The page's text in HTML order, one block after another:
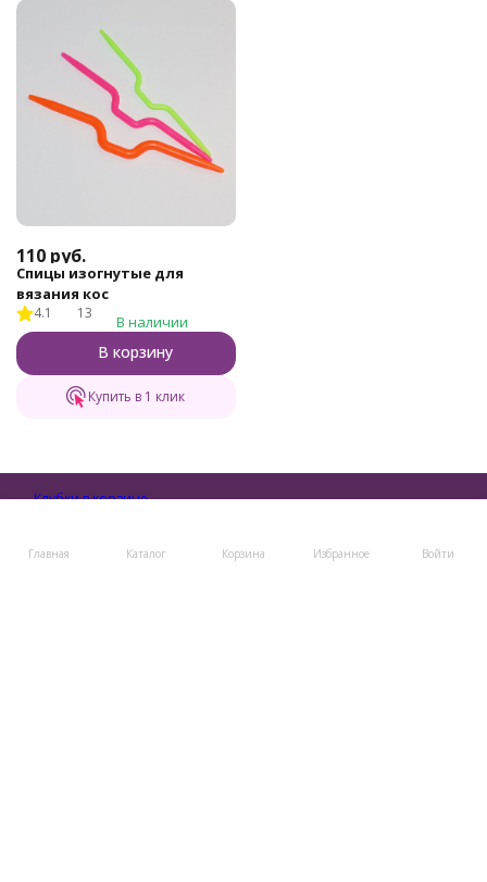
110 руб.
Спицы изогнутые для
вязания кос
4.1 13 В наличии
В корзину
Купить в 1 клик
Главная Каталог Корзина Избранное Войти
8 (800) 505-48-49